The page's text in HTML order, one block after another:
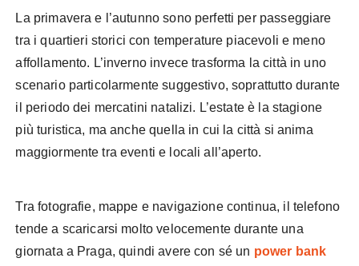
La primavera e l’autunno sono perfetti per passeggiare
tra i quartieri storici con temperature piacevoli e meno
affollamento. L’inverno invece trasforma la città in uno
scenario particolarmente suggestivo, soprattutto durante
il periodo dei mercatini natalizi. L’estate è la stagione
più turistica, ma anche quella in cui la città si anima
maggiormente tra eventi e locali all’aperto.
Tra fotografie, mappe e navigazione continua, il telefono
tende a scaricarsi molto velocemente durante una
giornata a Praga, quindi avere con sé un power bank